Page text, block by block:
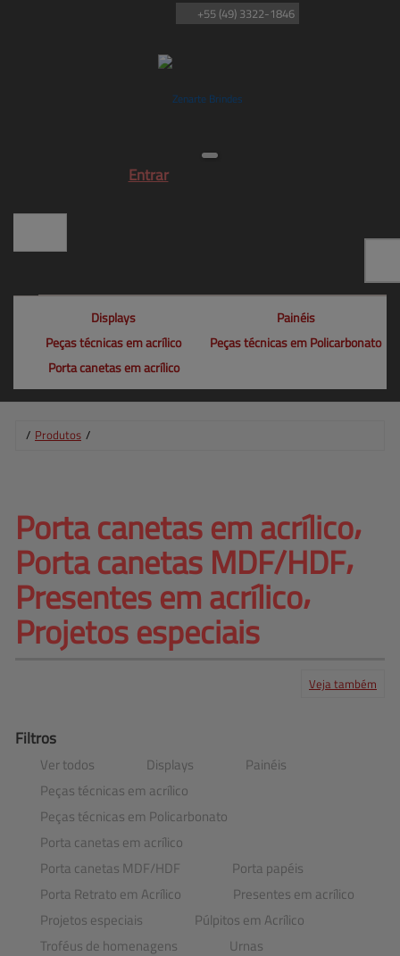
Entrar
+55 (49) 3322-1846
Displays
Painéis
Peças técnicas em acrílico
Peças técnicas em Policarbonato
Porta canetas em acrílico
/ Produtos /
Porta canetas em acrílico⸴
Porta canetas MDF/HDF⸴
Presentes em acrílico⸴
Projetos especiais
Veja também
Filtros
Ver todos Displays
Painéis
Peças técnicas em acrílico
Peças técnicas em Policarbonato
Porta canetas em acrílico
Porta canetas MDF​/​HDF
Porta papéis
Porta Retrato em Acrílico
Presentes em acrílico
Projetos especiais
Púlpitos em Acrílico
Troféus de homenagens
Urnas